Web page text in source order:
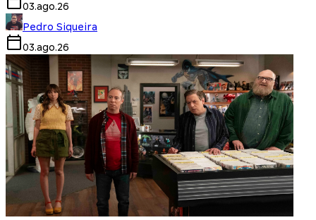
03.ago.26
Pedro Siqueira
03.ago.26